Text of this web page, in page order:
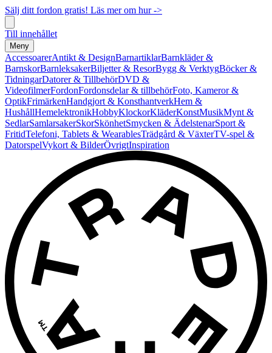
Sälj ditt fordon gratis! Läs mer om hur ->
Till innehållet
Meny
AccessoarerAntikt & DesignBarnartiklarBarnkläder &
BarnskorBarnleksakerBiljetter & ResorBygg & VerktygBöcker &
TidningarDatorer & TillbehörDVD &
VideofilmerFordonFordonsdelar & tillbehörFoto, Kameror &
OptikFrimärkenHandgjort & KonsthantverkHem &
HushållHemelektronikHobbyKlockorKläderKonstMusikMynt &
SedlarSamlarsakerSkorSkönhetSmycken & ÄdelstenarSport &
FritidTelefoni, Tablets & WearablesTrädgård & VäxterTV-spel &
DatorspelVykort & BilderÖvrigtInspiration